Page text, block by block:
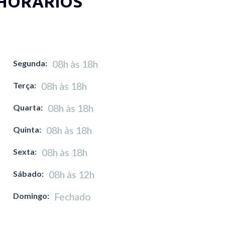
Segunda: 08h às 18h
Terça: 08h às 18h
Quarta: 08h às 18h
Quinta: 08h às 18h
Sexta: 08h às 18h
Sábado: 08h às 12h
Domingo: Fechado